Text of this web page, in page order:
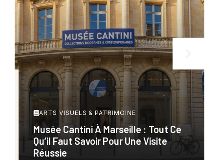
ARTS VISUELS & PATRIMOINE
Musée Cantini À Marseille : Tout Ce
Qu’il Faut Savoir Pour Une Visite
Réussie